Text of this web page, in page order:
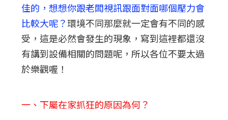
佳的，想想你跟老闆視訊跟面對面哪個壓力會
比較大呢？環境不同那麼就一定會有不同的感
受，這是必然會發生的現象，寫到這裡都還沒
有講到設備相關的問題呢，所以各位不要太過
於樂觀喔！
一、下屬在家抓狂的原因為何？